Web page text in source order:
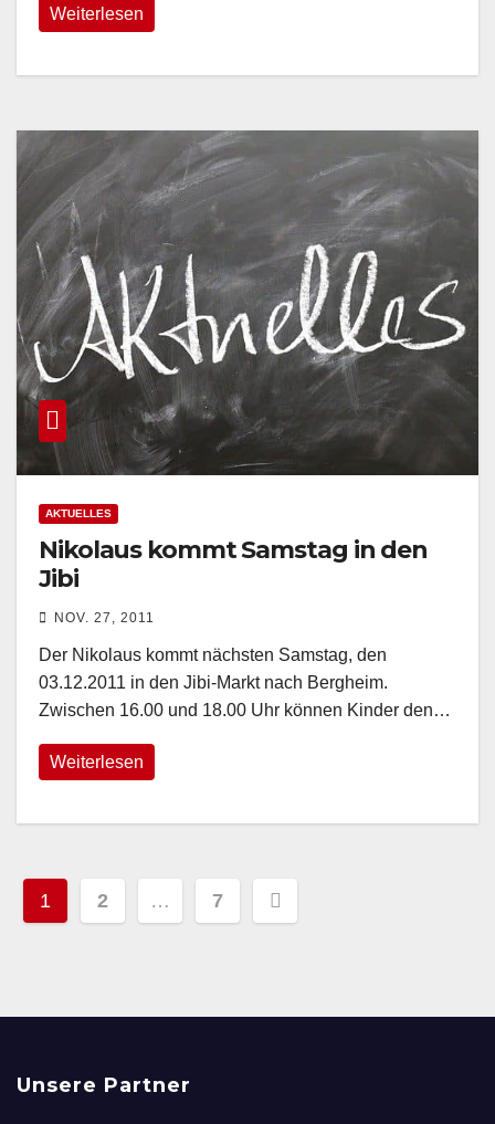
Weiterlesen
AKTUELLES
Nikolaus kommt Samstag in den
Jibi
NOV. 27, 2011
Der Nikolaus kommt nächsten Samstag, den
03.12.2011 in den Jibi-Markt nach Bergheim.
Zwischen 16.00 und 18.00 Uhr können Kinder den…
Weiterlesen
Seitennummerierung
der
1 2 … 7
Unsere Partner